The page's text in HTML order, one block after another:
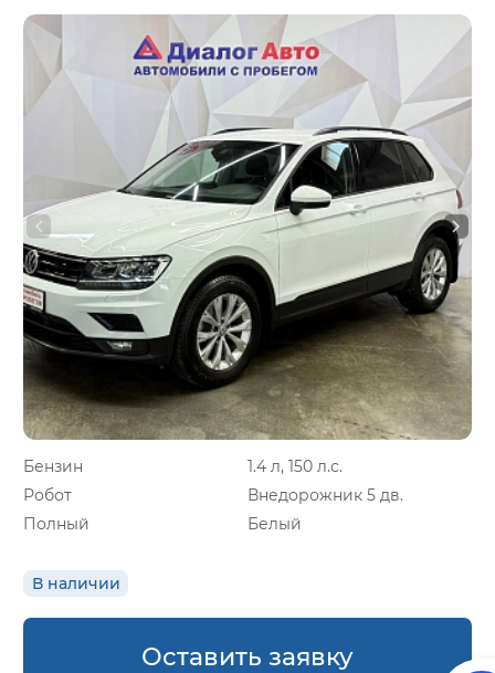
Бензин
1.4 л, 150 л.с.
Робот
Внедорожник 5 дв.
Полный
Белый
В наличии
Оставить заявку